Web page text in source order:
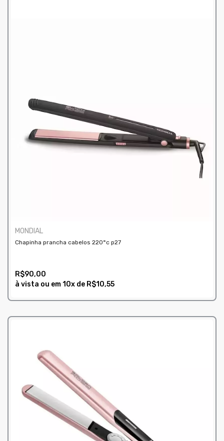
MONDIAL
Chapinha prancha cabelos 220°c p27
R$90,00
à vista ou em10x de R$10,55
COMPRAR